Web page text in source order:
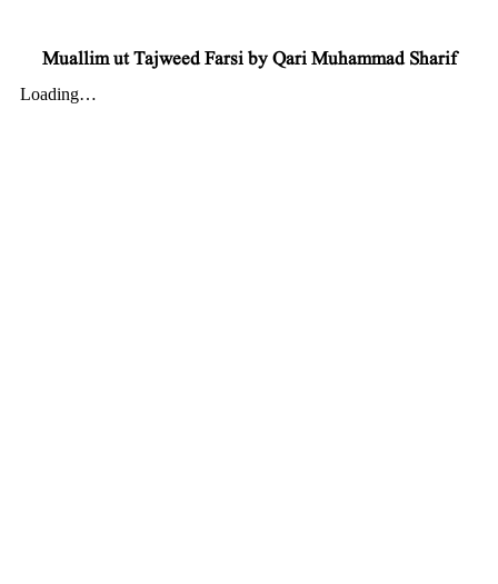
Muallim ut Tajweed Farsi by Qari Muhammad Sharif